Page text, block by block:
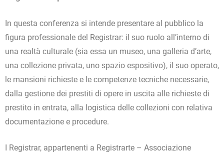
In questa conferenza si intende presentare al pubblico la
figura professionale del Registrar: il suo ruolo all’interno di
una realtà culturale (sia essa un museo, una galleria d’arte,
una collezione privata, uno spazio espositivo), il suo operato,
le mansioni richieste e le competenze tecniche necessarie,
dalla gestione dei prestiti di opere in uscita alle richieste di
prestito in entrata, alla logistica delle collezioni con relativa
documentazione e procedure.
I Registrar, appartenenti a Registrarte – Associazione